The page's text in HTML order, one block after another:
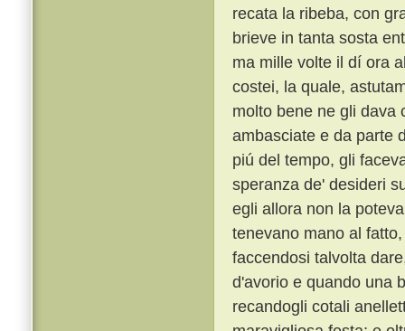
recata la ribeba, con
brieve in tanta sosta
ma mille volte il dí ora
costei, la quale,
molto bene ne gli dava
ambasciate e da parte
piú del tempo, gli
speranza de' desideri
egli allora non la
tenevano mano al
faccendosi talvolta
d'avorio e quando una
recandogli cotali